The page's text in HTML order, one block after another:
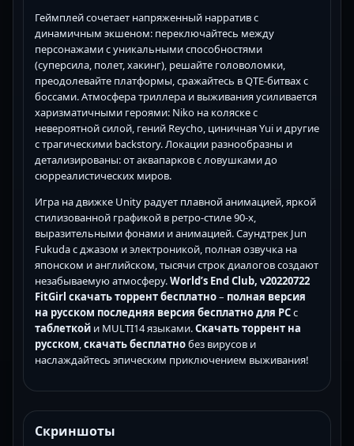
Геймплей сочетает напряженный нарратив с
динамичным экшеном: переключайтесь между
персонажами с уникальными способностями
(суперсила, полет, хакинг), решайте головоломки,
преодолевайте платформы, сражайтесь в QTE-битвах с
боссами. Атмосфера триллера и выживания усиливается
харизматичными героями: Niko на коляске с
невероятной силой, гений Reycho, циничная Yui и другие
с трагическими backstory. Локации разнообразны и
детализированы: от аквапарков с ловушками до
сюрреалистических миров.
Игра на движке Unity радует плавной анимацией, яркой
стилизованной графикой в ретро-стиле 90-х,
выразительными фонами и анимацией. Саундтрек Jun
Fukuda с джазом и электроникой, полная озвучка на
японском и английском, тысячи строк диалогов создают
незабываемую атмосферу.World’s End Club, v20220722
FitGirl скачать торрент бесплатно– полная версия
на русском последняя версия бесплатнодля PCс
таблеткой и MULTI14 языками.Скачать торрент на
русском,скачать бесплатнобез вирусов и
наслаждайтесь эпическим приключением выживания!
Скриншоты